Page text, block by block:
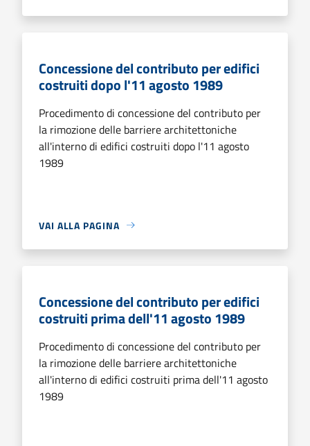
Concessione del contributo per edifici
costruiti dopo l'11 agosto 1989
Procedimento di concessione del contributo per
la rimozione delle barriere architettoniche
all'interno di edifici costruiti dopo l'11 agosto
1989
VAI ALLA PAGINA
Concessione del contributo per edifici
costruiti prima dell'11 agosto 1989
Procedimento di concessione del contributo per
la rimozione delle barriere architettoniche
all'interno di edifici costruiti prima dell'11 agosto
1989